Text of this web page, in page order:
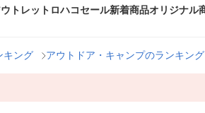
トレット ロハコセール新着商品オリジナル
キング アウトドア・キャンプのランキング